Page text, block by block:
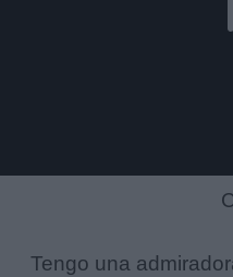
Tengo una